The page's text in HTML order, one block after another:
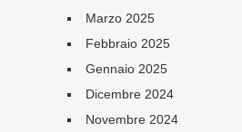
Marzo 2025
Febbraio 2025
Gennaio 2025
Dicembre 2024
Novembre 2024